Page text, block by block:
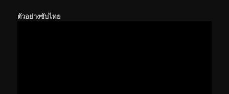
ตัวอย่างซับไทย